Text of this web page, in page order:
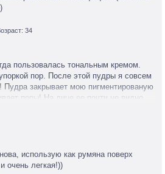
изъяны на порядок лучше
марки—так покрытие получается
34
пользовалась тональным кремом.
пор. После этой пудры я совсем
Пудра закрывает мою пигментированую
поры! На лице ее почти не видно.
использую как румяна поверх
очень легкая!))